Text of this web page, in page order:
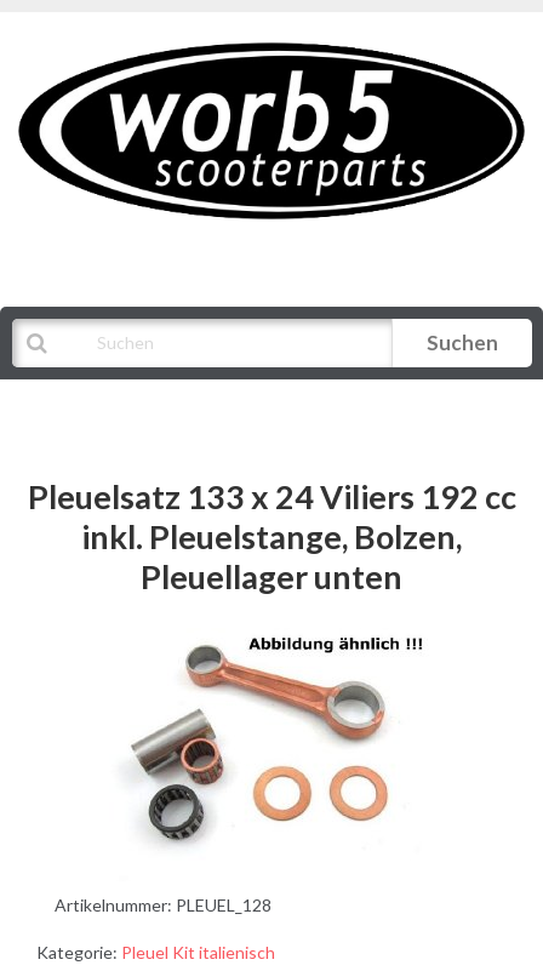
Suchen
Pleuelsatz 133 x 24 Viliers 192 cc
inkl. Pleuelstange, Bolzen,
Pleuellager unten
Artikelnummer: PLEUEL_128
Kategorie: Pleuel Kit italienisch